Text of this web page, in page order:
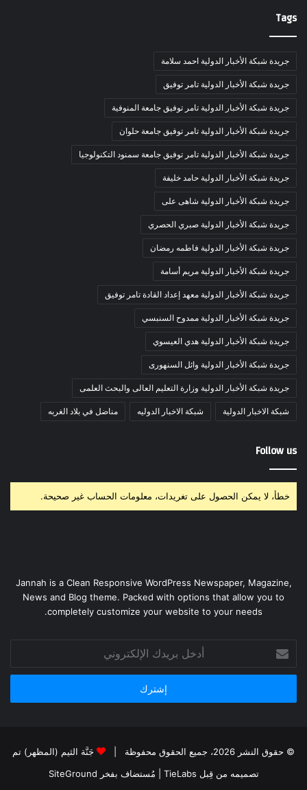
Tags
جريدة شبكة الأخبار الدولية احمد سلامة
جريدة شبكة الأخبار الدولية تامر توفيق
جريدة شبكة الأخبار الدولية تامر توفيق جامعة المنوفية
جريدة شبكة الأخبار الدولية تامر توفيق جامعة حلوان
جريدة شبكة الأخبار الدولية تامر توفيق جامعة سمنود التكنولوجيا
جريدة شبكة الأخبار الدولية حامد خليفة
جريدة شبكة الأخبار الدولية شاهى على
جريدة شبكة الأخبار الدولية صبري الحصري
جريدة شبكة الأخبار الدولية فاطمه رمضان
جريدة شبكة الأخبار الدولية مريم أسامة
جريدة شبكة الأخبار الدولية معهد إعداد القادة تامر توفيق
جريدة شبكة الأخبار الدولية ممدوح السنبسي
جريدة شبكة الأخبار الدولية هدي العيسوي
جريدة شبكة الأخبار الدولية وائل السنهورى
جريدة شبكة الأخبار الدولية وزارة التعليم العالى والبحث العلمى
شبكة الاخبار الدولية شبكة الاخبار الدوليه مناضل في بلاد الغربه
Follow us
خطأ، لا يمكن الحصول على تغريدات، معلومات الحساب غير صحيحة.
Jannah is a Clean Responsive WordPress Newspaper, Magazine,
News and Blog theme. Packed with options that allow you to
completely customize your website to your needs.
بريدك
الإلكتروني
© حقوق النشر 2026، جميع الحقوق محفوظة |
جَنَّة الثيم (المظهر) تم
تصميمه من قِبل TieLabs
| مُستضاف بفخر SiteGround